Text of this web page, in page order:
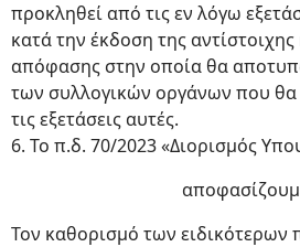
προκληθεί από τις εν λόγω
κατά την έκδοση της
απόφασης στην οποία θα
των συλλογικών οργάνων που
τις εξετάσεις αυτές.
6. Το π.δ. 70/2023 «Διορισμός
Τον καθορισμό των